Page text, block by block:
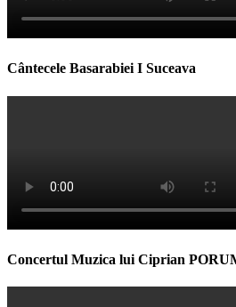
Cântecele Basarabiei I Suceava
Concertul Muzica lui Ciprian